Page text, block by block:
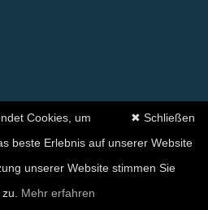
✖ Schließen
Cookies, um
beste Erlebnis auf unserer Website
unserer Website stimmen Sie
Mehr erfahren